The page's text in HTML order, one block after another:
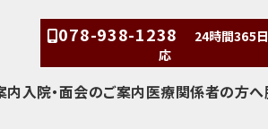
078-938-1238 24時間365日
応
内入院・面会のご案内医療関係者の方へ